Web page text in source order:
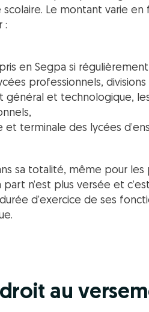
Le montant varie
:
en Segpa si
professionnels,
général et technologique,
terminale des lycées
sa totalité, même pour
n’est plus versée et
d’exercice de ses
au